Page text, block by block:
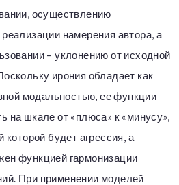
осуществлению
намерения автора, а
– уклонению от исходной
ирония обладает как
модальностью, ее функции
на шкале от «плюса» к «минусу»,
которой будет агрессия, а
функцией гармонизации
При применении моделей